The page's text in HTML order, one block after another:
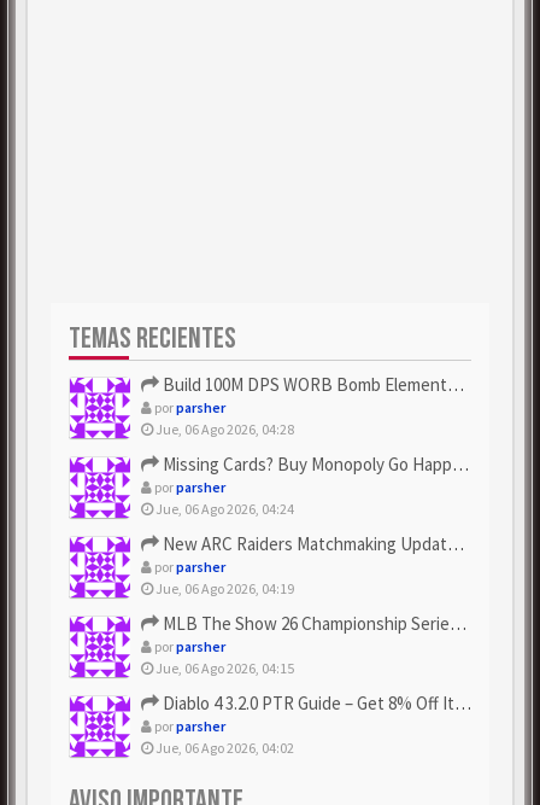
TEMAS RECIENTES
Build 100M DPS WORB Bomb Elementalist Fast - Grab POE Curren...
porparsher
Jue, 06 Ago 2026, 04:28
Missing Cards? Buy Monopoly Go Happy Harvest with Looney Tun...
porparsher
Jue, 06 Ago 2026, 04:24
New ARC Raiders Matchmaking Update: Stop Failed - Grab Bluep...
porparsher
Jue, 06 Ago 2026, 04:19
MLB The Show 26 Championship Series Update! Get Cheap & ...
porparsher
Jue, 06 Ago 2026, 04:15
Diablo 4 3.2.0 PTR Guide – Get 8% Off Items Quickly to Test ...
porparsher
Jue, 06 Ago 2026, 04:02